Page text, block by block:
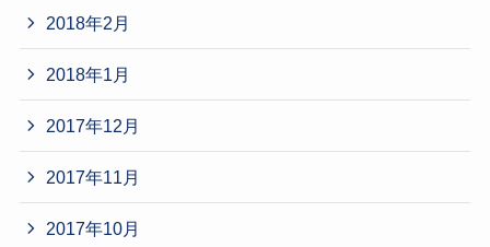
2018年2月
2018年1月
2017年12月
2017年11月
2017年10月